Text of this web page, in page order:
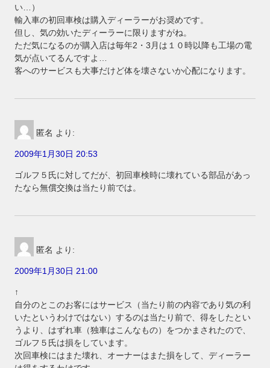
い…）
輸入車の初回車検は購入ディーラーがお奨めです。
但し、気の効いたディーラーに限りますがね。
ただ気になるのが購入店は毎年2・3月は１０時以降も工場の電
気が点いてるんですよ…
客へのサービスも大事だけど体を壊さないか心配になります。
匿名 より:
2009年1月30日 20:53
ゴルフ５氏に対してだが、初回車検時に壊れている部品があっ
たなら無償交換は当たり前では。
匿名 より:
2009年1月30日 21:00
↑
自分のとこのお客にはサービス（当たり前の内容であり気の利
いたというわけではない）するのは当たり前で、得をしたとい
うより、はずれ車（独車はこんなもの）をつかまされたので、
ゴルフ５氏は損をしています。
次回車検にはまた壊れ、オーナーはまた損をして、ディーラー